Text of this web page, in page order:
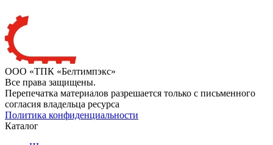
ООО «ТПК «Белтимпэкс»
Все права защищены.
Перепечатка материалов разрешается только с письменного
согласия владельца ресурса
Политика конфиденциальности
Каталог